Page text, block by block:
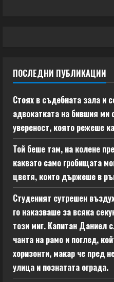
ПОСЛЕДНИ ПУБЛИКАЦИИ
Стоях в съдебната зала и
адвокатката на бившия ми
увереност, която режеше
Той беше там, на колене
каквато само гробищата
цветя, които държеше в
Студеният сутрешен
го наказваше за всяка
този миг. Капитан Даниел
чанта на рамо и поглед,
хоризонти, макар че пред
улица и познатата ограда.